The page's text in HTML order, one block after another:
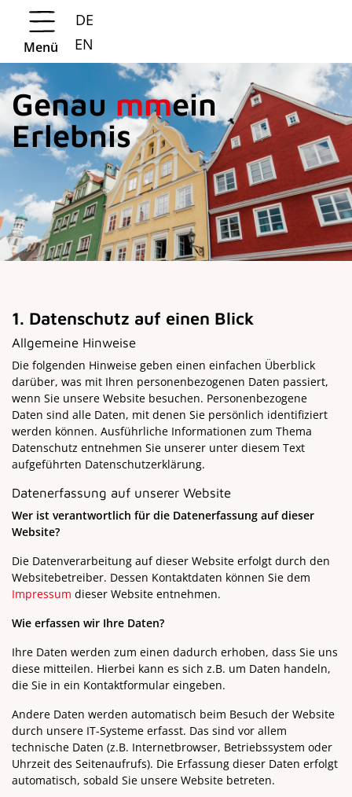
Springe zur Navigation
Springe zum Hauptinhalt
Menü
DE
EN
Genau mmein
Erlebnis
1. Datenschutz auf einen Blick
Allgemeine Hinweise
Die folgenden Hinweise geben einen einfachen Überblick
darüber, was mit Ihren personenbezogenen Daten passiert,
wenn Sie unsere Website besuchen. Personenbezogene
Daten sind alle Daten, mit denen Sie persönlich identifiziert
werden können. Ausführliche Informationen zum Thema
Datenschutz entnehmen Sie unserer unter diesem Text
aufgeführten Datenschutzerklärung.
Datenerfassung auf unserer Website
Wer ist verantwortlich für die Datenerfassung auf dieser
Website?
Die Datenverarbeitung auf dieser Website erfolgt durch den
Websitebetreiber. Dessen Kontaktdaten können Sie dem
Impressum dieser Website entnehmen.
Wie erfassen wir Ihre Daten?
Ihre Daten werden zum einen dadurch erhoben, dass Sie uns
diese mitteilen. Hierbei kann es sich z.B. um Daten handeln,
die Sie in ein Kontaktformular eingeben.
Andere Daten werden automatisch beim Besuch der Website
durch unsere IT-Systeme erfasst. Das sind vor allem
technische Daten (z.B. Internetbrowser, Betriebssystem oder
Uhrzeit des Seitenaufrufs). Die Erfassung dieser Daten erfolgt
automatisch, sobald Sie unsere Website betreten.